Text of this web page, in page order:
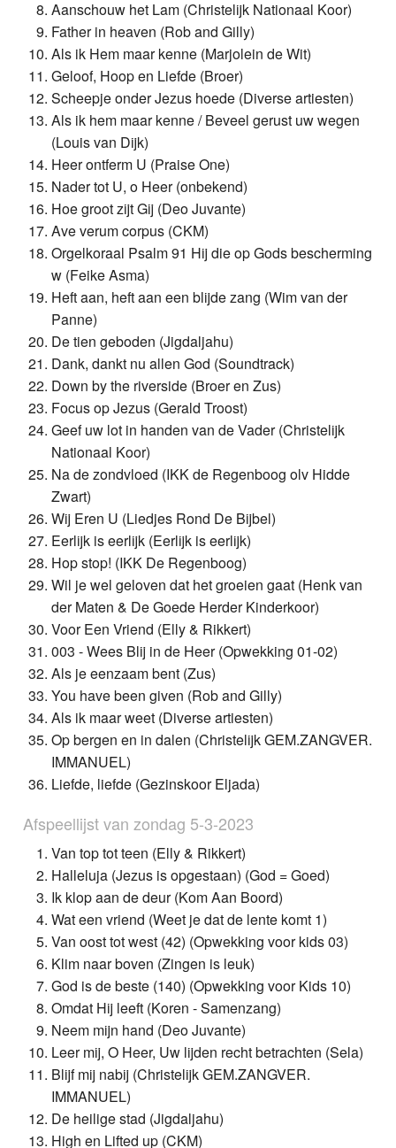
Aanschouw het Lam (Christelijk Nationaal Koor)
Father in heaven (Rob and Gilly)
Als ik Hem maar kenne (Marjolein de Wit)
Geloof, Hoop en Liefde (Broer)
Scheepje onder Jezus hoede (Diverse artiesten)
Als ik hem maar kenne / Beveel gerust uw wegen
(Louis van Dijk)
Heer ontferm U (Praise One)
Nader tot U, o Heer (onbekend)
Hoe groot zijt Gij (Deo Juvante)
Ave verum corpus (CKM)
Orgelkoraal Psalm 91 Hij die op Gods bescherming
w (Feike Asma)
Heft aan, heft aan een blijde zang (Wim van der
Panne)
De tien geboden (Jigdaljahu)
Dank, dankt nu allen God (Soundtrack)
Down by the riverside (Broer en Zus)
Focus op Jezus (Gerald Troost)
Geef uw lot in handen van de Vader (Christelijk
Nationaal Koor)
Na de zondvloed (IKK de Regenboog olv Hidde
Zwart)
Wij Eren U (Liedjes Rond De Bijbel)
Eerlijk is eerlijk (Eerlijk is eerlijk)
Hop stop! (IKK De Regenboog)
Wil je wel geloven dat het groeien gaat (Henk van
der Maten & De Goede Herder Kinderkoor)
Voor Een Vriend (Elly & Rikkert)
003 - Wees Blij in de Heer (Opwekking 01-02)
Als je eenzaam bent (Zus)
You have been given (Rob and Gilly)
Als ik maar weet (Diverse artiesten)
Op bergen en in dalen (Christelijk GEM.ZANGVER.
IMMANUEL)
Liefde, liefde (Gezinskoor Eljada)
Afspeellijst van zondag 5-3-2023
Van top tot teen (Elly & Rikkert)
Halleluja (Jezus is opgestaan) (God = Goed)
Ik klop aan de deur (Kom Aan Boord)
Wat een vriend (Weet je dat de lente komt 1)
Van oost tot west (42) (Opwekking voor kids 03)
Klim naar boven (Zingen is leuk)
God is de beste (140) (Opwekking voor Kids 10)
Omdat Hij leeft (Koren - Samenzang)
Neem mijn hand (Deo Juvante)
Leer mij, O Heer, Uw lijden recht betrachten (Sela)
Blijf mij nabij (Christelijk GEM.ZANGVER.
IMMANUEL)
De heilige stad (Jigdaljahu)
High en Lifted up (CKM)